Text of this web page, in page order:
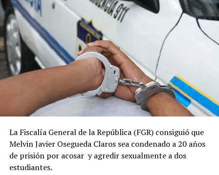
Comparte esto:
Facebook X
Me gusta esto:
La Fiscalía General de la República (FGR) consiguió que
Melvin Javier Osegueda Claros sea condenado a 20 años
de prisión por acosar y agredir sexualmente a dos
estudiantes.